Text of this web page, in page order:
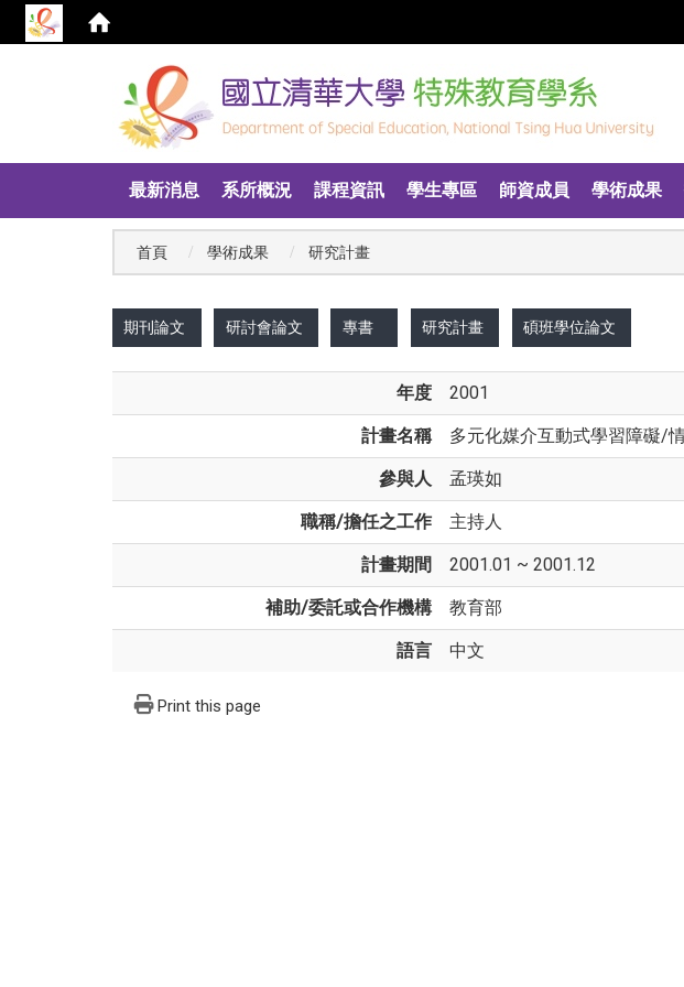
最新消息 系所概況 課程資訊 學生專區 師資成員 學術成果
首頁 學術成果 研究計畫
期刊論文 研討會論文 專書 研究計畫 碩班學位論文
年度 2001
計畫名稱 多元化媒介互動式學習障礙/
參與人 孟瑛如
職稱/擔任之工作 主持人
計畫期間 2001.01 ~ 2001.12
補助/委託或合作機構 教育部
語言 中文
Print this page